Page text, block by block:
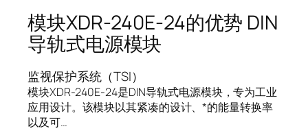
模块XDR-240E-24的优势 DIN
导轨式电源模块
监视保护系统（TSI）
模块XDR-240E-24是DIN导轨式电源模块，专为工业
应用设计。该模块以其紧凑的设计、*的能量转换率
以及可…